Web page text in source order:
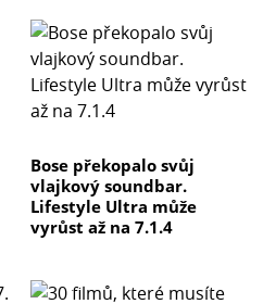
Bose překopalo svůj
vlajkový soundbar.
Lifestyle Ultra může
vyrůst až na 7.1.4